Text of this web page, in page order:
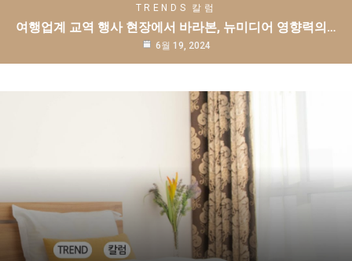
TRENDS 칼럼
여행업계 교역 행사 현장에서 바라본, 뉴미디어 영향력의…
6월 19, 2024